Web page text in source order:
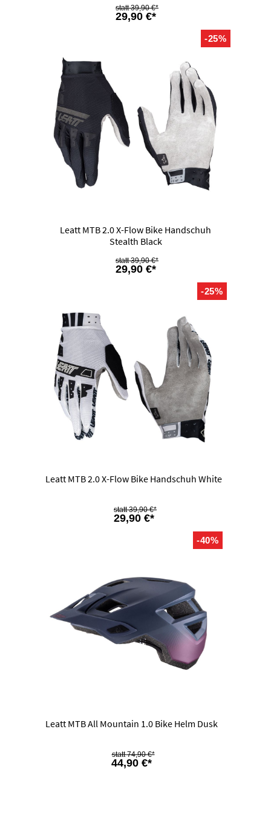
29,90 €*
39,90 €*
-25%
Leatt MTB 2.0 X-Flow Bike Handschuh
Stealth Black
29,90 €*
39,90 €*
-25%
Leatt MTB 2.0 X-Flow Bike Handschuh White
29,90 €*
39,90 €*
-40%
Leatt MTB All Mountain 1.0 Bike Helm Dusk
44,90 €*
74,90 €*